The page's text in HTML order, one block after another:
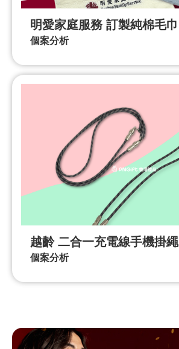
明愛家庭服務 訂製純棉毛巾
個案分析
越齡 二合一充電線手機掛繩
個案分析